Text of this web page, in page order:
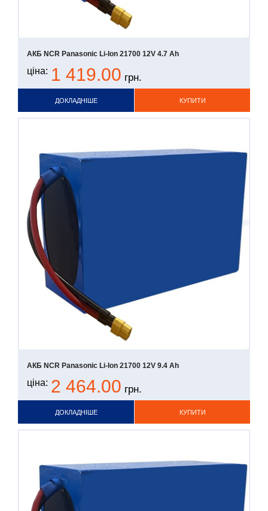
АКБ NCR Panasonic Li-Ion 21700 12V 4.7 Ah
ціна: 1 419.00 грн.
КУПИТИ
ДОКЛАДНІШЕ
АКБ NCR Panasonic Li-Ion 21700 12V 9.4 Ah
ціна: 2 464.00 грн.
КУПИТИ
ДОКЛАДНІШЕ